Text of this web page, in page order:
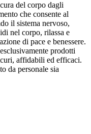
del corpo dagli
che consente al
il sistema nervoso,
nel corpo, rilassa e
di pace e benessere.
prodotti
affidabili ed efficaci.
da personale sia